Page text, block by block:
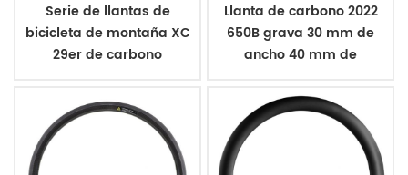
Serie de llantas de
bicicleta de montaña XC
29er de carbono
Llanta de carbono 2022
650B grava 30 mm de
ancho 40 mm de